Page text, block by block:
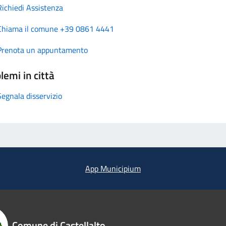
Assistenza
il comune +39 0861 4441
un appuntamento
in città
disservizio
App Municipium